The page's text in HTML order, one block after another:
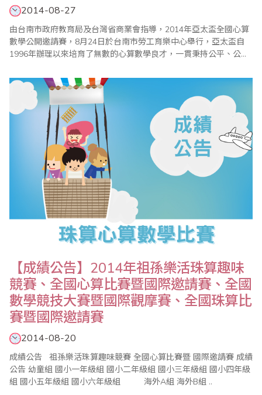
2014-08-27
由台南市政府教育局及台灣省商業會指導，2014年亞太盃全國心算
數學公開邀請賽，8月24日於台南市勞工育樂中心舉行，亞太盃自
1996年辦理以來培育了無數的心算數學良才，一貫秉持公平、公
分收穫」，「要怎麼收穫，先要哪麼栽!!」的學習道理。整個比賽依
據大會程序表進行，在全體工作人員努力下圓滿成功。 今年亞太盃
比賽總計邀請北、中、南計六百餘選..
【成績公告】2014年祖孫樂活珠算趣味
競賽、全國心算比賽暨國際邀請賽、全國
數學競技大賽暨國際觀摩賽、全國珠算比
賽暨國際邀請賽
2014-08-20
成績公告 祖孫樂活珠算趣味競賽 全國心算比賽暨 國際邀請賽 成績
公告 幼童組 國小一年級組 國小二年級組 國小三年級組 國小四年級
組 國小五年級組 國小六年級組 海外A組 海外B組 ..